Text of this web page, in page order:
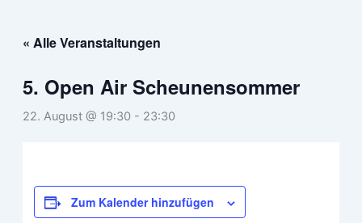
springen« Alle Veranstaltungen
5. Open Air Scheunensommer
22. August @ 19:30 - 23:30
Zum Kalender hinzufügen